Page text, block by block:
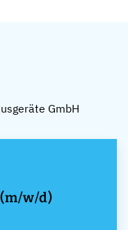
GmbH
w/d)